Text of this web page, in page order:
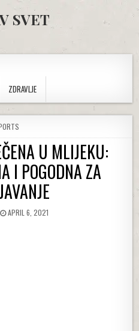
SVET
ZDRAVLJE
IN
U MLIJEKU:
I POGODNA ZA
PUBLISHED DATE:
APRIL 6, 2021